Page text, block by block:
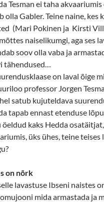
Tesman ei taha
olla Gabler. Teine naine,
(Mari Pokinen ja Kirsti
naiselikumgi, aga ses
soov olla vaba ja
tähendused…
on laval õige
professor Jorgen
satub kujuteldava
tapab ennast etenduse
öeldud kaks Hedda
üks ühes, teine
on nõrk
lavastuse Ibseni naistes
mida armastada ja